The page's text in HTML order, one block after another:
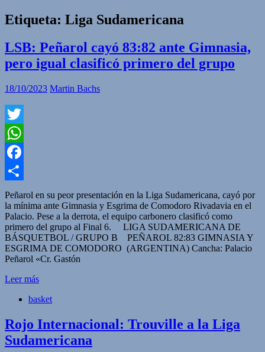
Etiqueta: Liga Sudamericana
LSB: Peñarol cayó 83:82 ante Gimnasia,
pero igual clasificó primero del grupo
18/10/2023 Martin Bachs
Twitter
WhatsApp
Facebook
Compartir
Peñarol en su peor presentación en la Liga Sudamericana, cayó por
la mínima ante Gimnasia y Esgrima de Comodoro Rivadavia en el
Palacio. Pese a la derrota, el equipo carbonero clasificó como
primero del grupo al Final 6. LIGA SUDAMERICANA DE
BÁSQUETBOL / GRUPO B PEÑAROL 82:83 GIMNASIA Y
ESGRIMA DE COMODORO (ARGENTINA) Cancha: Palacio
Peñarol «Cr. Gastón
Leer más
basket
Rojo Internacional: Trouville a la Liga
Sudamericana